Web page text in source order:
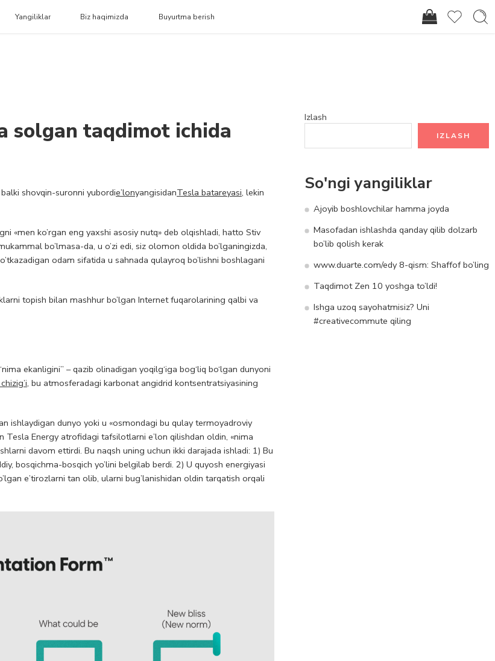
Kirish / Ro'yxatdan o'tish
Yangiliklar Biz haqimizda Buyurtma berish
solgan taqdimot ichida
shovqin-suronni yubordie’lonyangisidanTesla batareyasi, lekin
«men ko’rgan eng yaxshi asosiy nutq» deb olqishladi, hatto Stiv
bo’lmasa-da, u o’zi edi, siz olomon oldida bo’lganingizda,
odam sifatida u sahnada qulayroq bo’lishni boshlagani
topish bilan mashhur bo’lgan Internet fuqarolarining qalbi va
ekanligini” – qazib olinadigan yoqilg‘iga bog‘liq bo‘lgan dunyoni
, bu atmosferadagi karbonat angidrid kontsentratsiyasining
ishlaydigan dunyo yoki u «osmondagi bu qulay termoyadroviy
Energy atrofidagi tafsilotlarni e’lon qilishdan oldin, «nima
davom ettirdi. Bu naqsh uning uchun ikki darajada ishladi: 1) Bu
bosqichma-bosqich yo’lini belgilab berdi. 2) U quyosh energiyasi
e’tirozlarni tan olib, ularni bug’lanishidan oldin tarqatish orqali
Izlash
IZLASH
So'ngi yangiliklar
Ajoyib boshlovchilar hamma joyda
Masofadan ishlashda qanday qilib dolzarb
bo’lib qolish kerak
www.duarte.com/edy 8-qism: Shaffof bo’ling
Taqdimot Zen 10 yoshga to’ldi!
Ishga uzoq sayohatmisiz? Uni
#creativecommute qiling